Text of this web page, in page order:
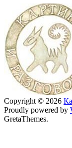
Copyright © 2026
Proudly powered by
GretaThemes.